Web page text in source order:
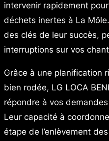
intervenir rapidement
déchets inertes à La
des clés de leur succès,
interruptions sur vos
Grâce à une planification
bien rodée, LG LOCA
répondre à vos
Leur capacité à
étape de l’enlèvement